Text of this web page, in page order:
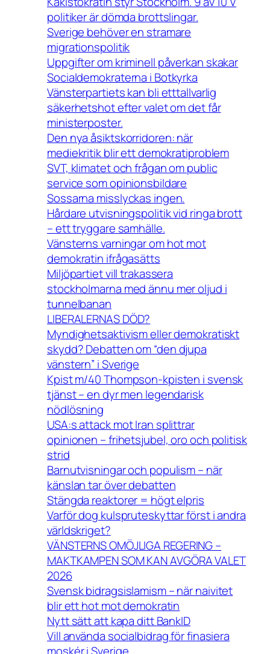
politiker är dömda brottslingar.
Sverige behöver en stramare
migrationspolitik
Uppgifter om kriminell påverkan skakar
Socialdemokraterna i Botkyrka
Vänsterpartiets kan bli etttallvarlig
säkerhetshot efter valet om det får
ministerposter.
Den nya åsiktskorridoren: när
mediekritik blir ett demokratiproblem
SVT, klimatet och frågan om public
service som opinionsbildare
Sossarna misslyckas ingen.
Hårdare utvisningspolitik vid ringa brott
– ett tryggare samhälle.
Vänsterns varningar om hot mot
demokratin ifrågasätts
Miljöpartiet vill trakassera
stockholmarna med ännu mer oljud i
tunnelbanan
LIBERALERNAS DÖD?
Myndighetsaktivism eller demokratiskt
skydd? Debatten om “den djupa
vänstern” i Sverige
Kpist m/40 Thompson-kpisten i svensk
tjänst – en dyr men legendarisk
nödlösning
USA:s attack mot Iran splittrar
opinionen – frihetsjubel, oro och politisk
strid
Barnutvisningar och populism – när
känslan tar över debatten
Stängda reaktorer = högt elpris
Varför dog kulspruteskyttar först i andra
världskriget?
VÄNSTERNS OMÖJLIGA REGERING –
MAKTKAMPEN SOM KAN AVGÖRA VALET
2026
Svensk bidragsislamism – när naivitet
blir ett hot mot demokratin
Nytt sätt att kapa ditt BankID
Vill använda socialbidrag för finasiera
moskér i Sverige.